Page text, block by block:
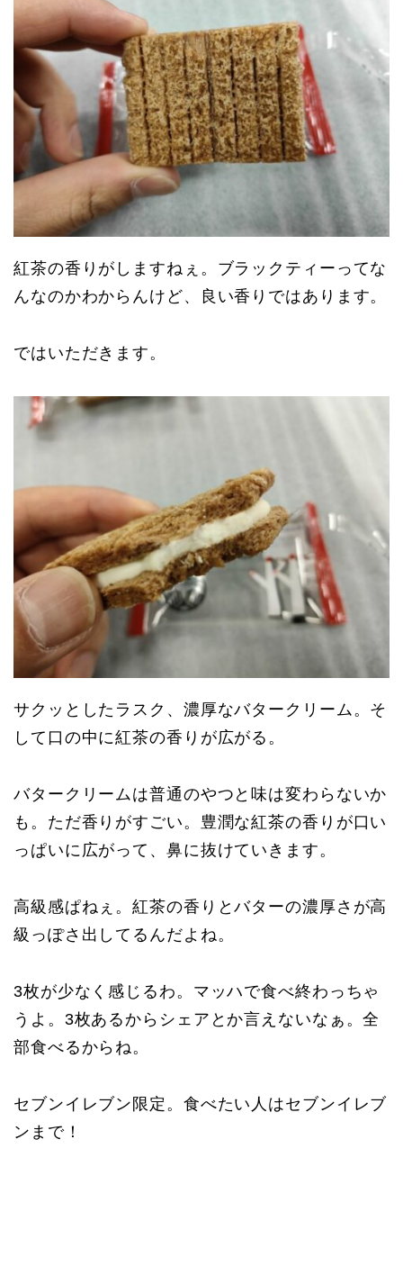
紅茶の香りがしますねぇ。ブラックティーってな
んなのかわからんけど、良い香りではあります。
ではいただきます。
サクッとしたラスク、濃厚なバタークリーム。そ
して口の中に紅茶の香りが広がる。
バタークリームは普通のやつと味は変わらないか
も。ただ香りがすごい。豊潤な紅茶の香りが口い
っぱいに広がって、鼻に抜けていきます。
高級感ぱねぇ。紅茶の香りとバターの濃厚さが高
級っぽさ出してるんだよね。
3枚が少なく感じるわ。マッハで食べ終わっちゃ
うよ。3枚あるからシェアとか言えないなぁ。全
部食べるからね。
セブンイレブン限定。食べたい人はセブンイレブ
ンまで！